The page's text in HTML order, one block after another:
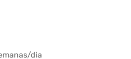
dia